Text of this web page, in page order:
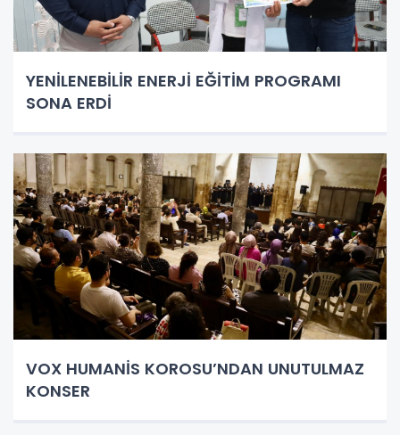
YENİLENEBİLİR ENERJİ EĞİTİM PROGRAMI
SONA ERDİ
VOX HUMANİS KOROSU’NDAN UNUTULMAZ
KONSER